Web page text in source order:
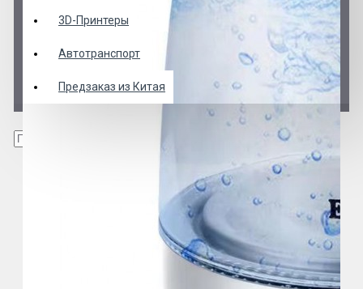
3D-Принтеры
Автотранспорт
Предзаказ из Китая